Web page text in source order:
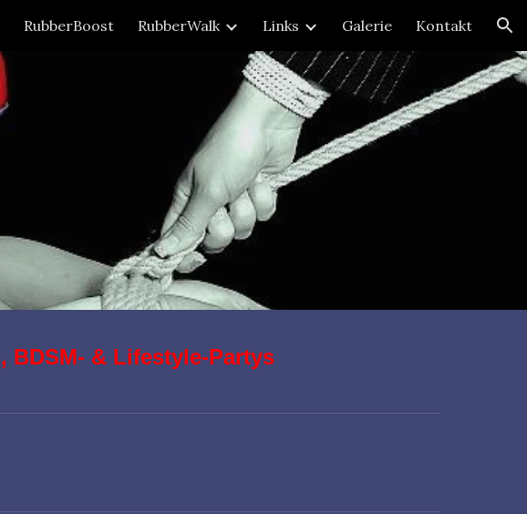
Skip to navigation
RubberBoost RubberWalk Links Galerie Kontakt
BDSM- & Lifestyle-Partys